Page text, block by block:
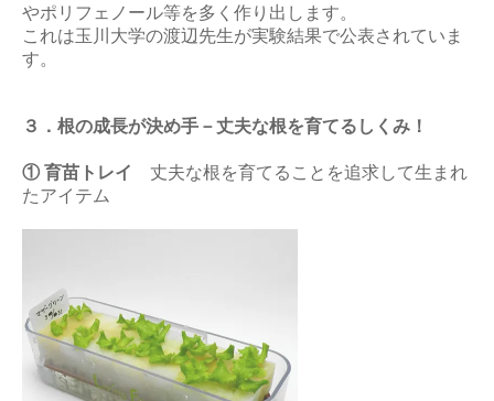
やポリフェノール等を多く作り出します。
これは玉川大学の渡辺先生が実験結果で公表されていま
す。
３．根の成長が決め手－丈夫な根を育てるしくみ！
① 育苗トレイ
丈夫な根を育てることを追求して生まれ
たアイテム